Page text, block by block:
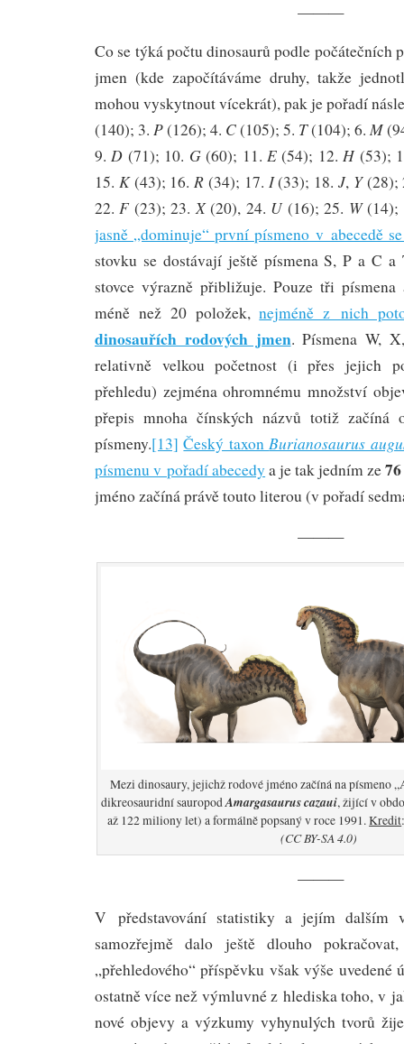
———
Co se týká počtu dinosaurů podle počátečních
jmen (kde započítáváme druhy, takže
mohou vyskytnout vícekrát), pak je pořadí
(140); 3.P(126); 4. C(105); 5. T(104); 6.M
9.D (71); 10. G(60); 11.E (54); 12.H(53);
15. K(43); 16.R (34); 17. I(33); 18.J, Y(28);
22.F(23); 23.X(20), 24. U(16); 25. W(14);
jasně „dominuje“ první písmeno v abecedě
stovku se dostávají ještě písmena S, P a C
stovce výrazně přibližuje. Pouze tři písmena
méně než 20 položek,nejméně z nich
dinosauřích rodových jmen. Písmena W,
relativně velkou početnost (i přes jejich
přehledu) zejména ohromnému množství
přepis mnoha čínských názvů totiž začíná
písmeny.[13] Český taxonBurianosaurus
písmenu v pořadí abecedy a je tak jedním ze
jméno začíná právě touto literou (v pořadí
———
Mezi dinosaury, jejichž rodové jméno začíná na písmeno
dikreosauridní sauropodAmargasaurus cazaui, žijící v
až 122 miliony let) a formálně popsaný v roce 1991.Kredit
(CC BY-SA 4.0)
———
V představování statistiky a jejím dalším
samozřejmě dalo ještě dlouho
„přehledového“ příspěvku však výše uvedené
ostatně více než výmluvné z hlediska toho, v
nové objevy a výzkumy vyhynulých tvorů